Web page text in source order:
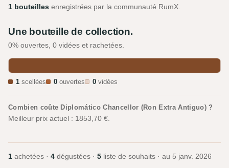
1 bouteilles enregistrées par la communauté RumX.
Une bouteille de collection.
0% ouvertes, 0 vidées et rachetées.
1 scellées 0 ouvertes 0 vidées
Combien coûte Diplomático Chancellor (Ron Extra Antiguo) ?
Meilleur prix actuel : 1853,70 €.
1 achetées · 4 dégustées · 5 liste de souhaits · au 5 janv. 2026